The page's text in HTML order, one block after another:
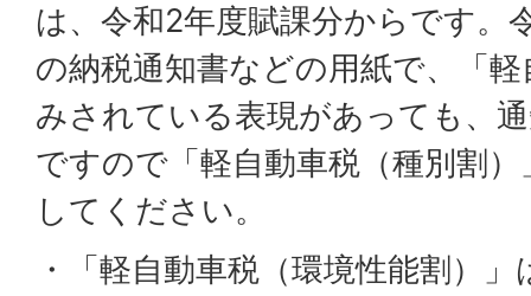
は、令和2年度賦課分からです。
の納税通知書などの用紙で、「
みされている表現があっても、
ですので「軽自動車税（種別割
してください。
・「軽自動車税（環境性能割）